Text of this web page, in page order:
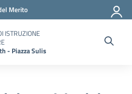
Merito
ISTRUZIONE
- Piazza Sulis